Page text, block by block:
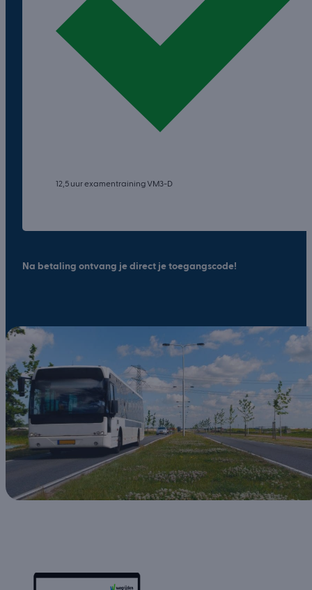
12,5 uur examentraining VM3-D
Na betaling ontvang je direct je toegangscode!